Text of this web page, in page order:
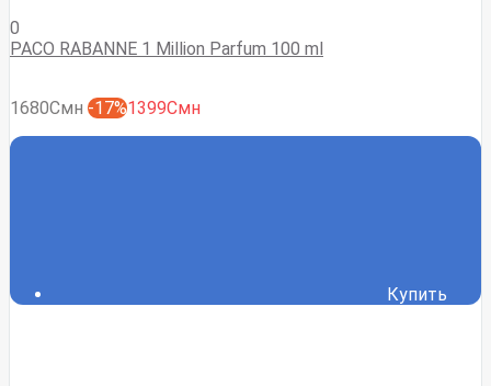
0
PACO RABANNE 1 Million Parfum 100 ml
1680Смн -17%1399Смн
Купить